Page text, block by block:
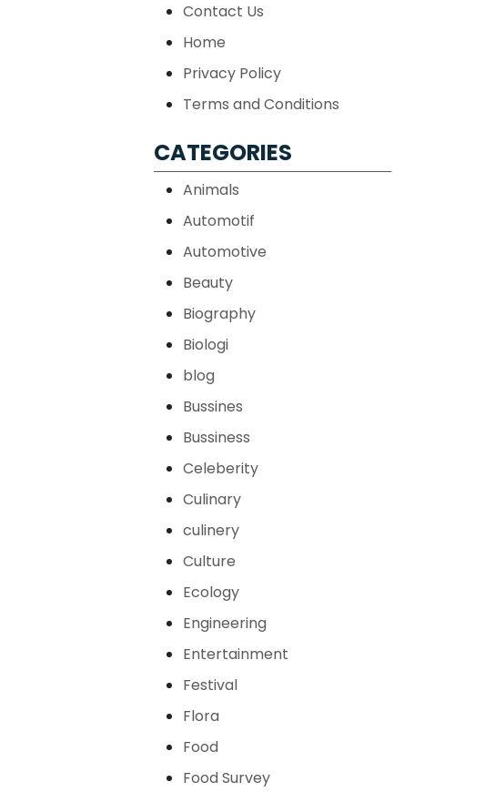
Contact Us
Home
Privacy Policy
Terms and Conditions
CATEGORIES
Animals
Automotif
Automotive
Beauty
Biography
Biologi
blog
Bussines
Bussiness
Celeberity
Culinary
culinery
Culture
Ecology
Engineering
Entertainment
Festival
Flora
Food
Food Survey